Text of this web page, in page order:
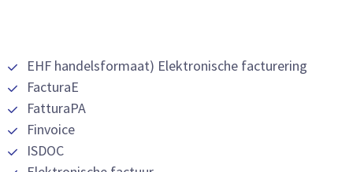
EHF handelsformaat) Elektronische facturering
FacturaE
FatturaPA
Finvoice
ISDOC